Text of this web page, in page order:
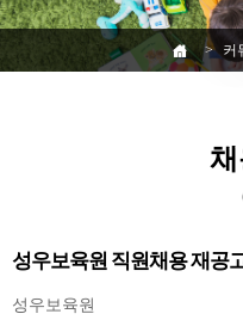
> 커
성우보육원 직원채용 재공
성우보육원